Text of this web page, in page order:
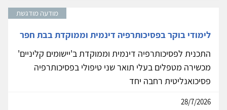
מודעה מודגשת
לימודי בוקר בפסיכותרפיה דינמית וממוקדת בבת חפר
התכנית לפסיכותרפיה דינמית וממוקדת ב'יישומים קליניים'
מכשירה מטפלים בעלי תואר שני טיפולי בפסיכותרפיה
פסיכואנליטית רחבה יחד
28/7/2026